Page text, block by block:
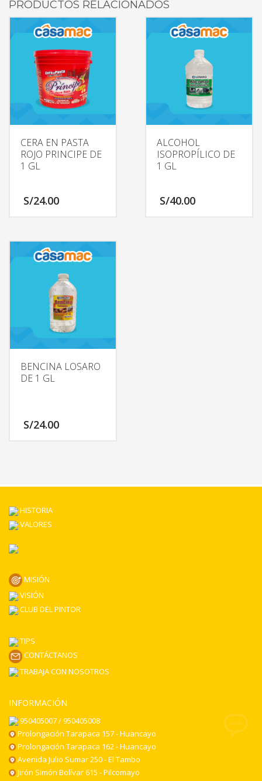
PRODUCTOS RELACIONADOS
CERA EN PASTA
ROJO PRINCIPE DE
1 GL
S/24.00
ALCOHOL
ISOPROPÍLICO DE
1 GL
S/40.00
BENCINA LOSARO
DE 1 GL
S/24.00
HISTORIA
VALORES
MISIÓN
VISIÓN
CLUB DEL PINTOR
TIPS
CONTÁCTANOS
TRABAJA CON NOSOTROS
INFORMACIÓN
950405007 / 950405008
Prolongación Tarapaca 157 - Huancayo
Prolongación Tarapaca 162 - Huancayo
Avenida Julio Sumar 250 - El Tambo
Jirón Simón Bolívar 615 - Pilcomayo